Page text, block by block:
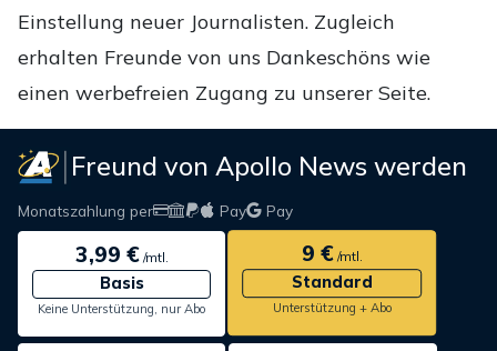
Einstellung neuer Journalisten. Zugleich
erhalten Freunde von uns Dankeschöns wie
einen werbefreien Zugang zu unserer Seite.
Freund von Apollo News werden
Monatszahlung per Pay Pay
3,99 €/mtl.
Basis
Keine Unterstützung, nur Abo
9 €/mtl.
Standard
Unterstützung + Abo